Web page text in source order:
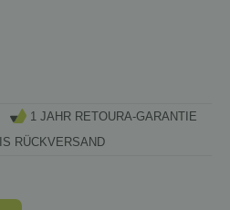
1 JAHR RETOURA-GARANTIE
RÜCKVERSAND